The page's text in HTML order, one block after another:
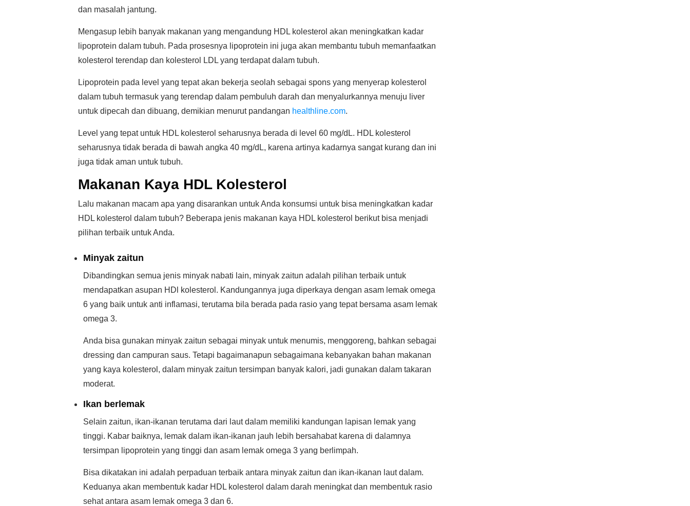
dan masalah jantung.
Mengasup lebih banyak makanan yang mengandung HDL kolesterol akan meningkatkan kadar
lipoprotein dalam tubuh. Pada prosesnya lipoprotein ini juga akan membantu tubuh memanfaatkan
kolesterol terendap dan kolesterol LDL yang terdapat dalam tubuh.
Lipoprotein pada level yang tepat akan bekerja seolah sebagai spons yang menyerap kolesterol
dalam tubuh termasuk yang terendap dalam pembuluh darah dan menyalurkannya menuju liver
untuk dipecah dan dibuang, demikian menurut pandangan healthline.com.
Level yang tepat untuk HDL kolesterol seharusnya berada di level 60 mg/dL. HDL kolesterol
seharusnya tidak berada di bawah angka 40 mg/dL, karena artinya kadarnya sangat kurang dan ini
juga tidak aman untuk tubuh.
Makanan Kaya HDL Kolesterol
Lalu makanan macam apa yang disarankan untuk Anda konsumsi untuk bisa meningkatkan kadar
HDL kolesterol dalam tubuh? Beberapa jenis makanan kaya HDL kolesterol berikut bisa menjadi
pilihan terbaik untuk Anda.
Minyak zaitun
Dibandingkan semua jenis minyak nabati lain, minyak zaitun adalah pilihan terbaik untuk
mendapatkan asupan HDl kolesterol. Kandungannya juga diperkaya dengan asam lemak omega
6 yang baik untuk anti inflamasi, terutama bila berada pada rasio yang tepat bersama asam lemak
omega 3.
Anda bisa gunakan minyak zaitun sebagai minyak untuk menumis, menggoreng, bahkan sebagai
dressing dan campuran saus. Tetapi bagaimanapun sebagaimana kebanyakan bahan makanan
yang kaya kolesterol, dalam minyak zaitun tersimpan banyak kalori, jadi gunakan dalam takaran
moderat.
Ikan berlemak
Selain zaitun, ikan-ikanan terutama dari laut dalam memiliki kandungan lapisan lemak yang
tinggi. Kabar baiknya, lemak dalam ikan-ikanan jauh lebih bersahabat karena di dalamnya
tersimpan lipoprotein yang tinggi dan asam lemak omega 3 yang berlimpah.
Bisa dikatakan ini adalah perpaduan terbaik antara minyak zaitun dan ikan-ikanan laut dalam.
Keduanya akan membentuk kadar HDL kolesterol dalam darah meningkat dan membentuk rasio
sehat antara asam lemak omega 3 dan 6.